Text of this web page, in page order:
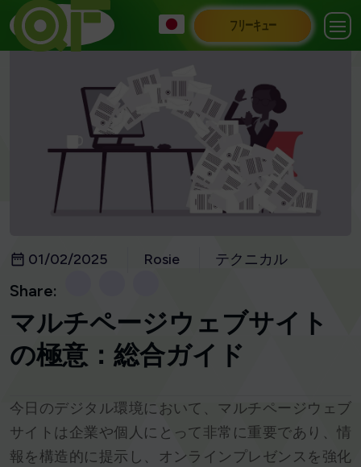
フリーキュー
01/02/2025 Rosie テクニカル
Share:
マルチページウェブサイト
の極意：総合ガイド
今日のデジタル環境において、マルチページウェブ
サイトは企業や個人にとって非常に重要であり、情
報を構造的に提示し、オンラインプレゼンスを強化